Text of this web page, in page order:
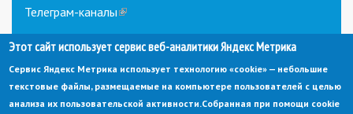
external)
Телеграм-каналы(link
external)
Этот сайт использует сервис веб-аналитики Яндекс Метрика
Сервис Яндекс Метрика использует технологию «cookie» — небольшие
текстовые файлы, размещаемые на компьютере пользователей с целью
анализа их пользовательской активности.Собранная при помощи cookie